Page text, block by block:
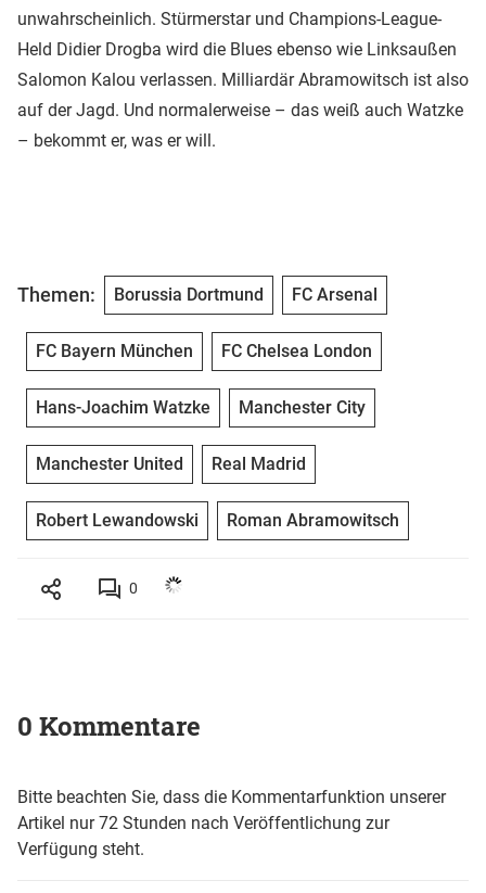
unwahrscheinlich. Stürmerstar und Champions-League-
Held Didier Drogba wird die Blues ebenso wie Linksaußen
Salomon Kalou verlassen. Milliardär Abramowitsch ist also
auf der Jagd. Und normalerweise – das weiß auch Watzke
– bekommt er, was er will.
Themen: Borussia Dortmund FC Arsenal
FC Bayern München FC Chelsea London
Hans-Joachim Watzke Manchester City
Manchester United Real Madrid
Robert Lewandowski Roman Abramowitsch
0
0 Kommentare
Bitte beachten Sie, dass die Kommentarfunktion unserer
Artikel nur 72 Stunden nach Veröffentlichung zur
Verfügung steht.